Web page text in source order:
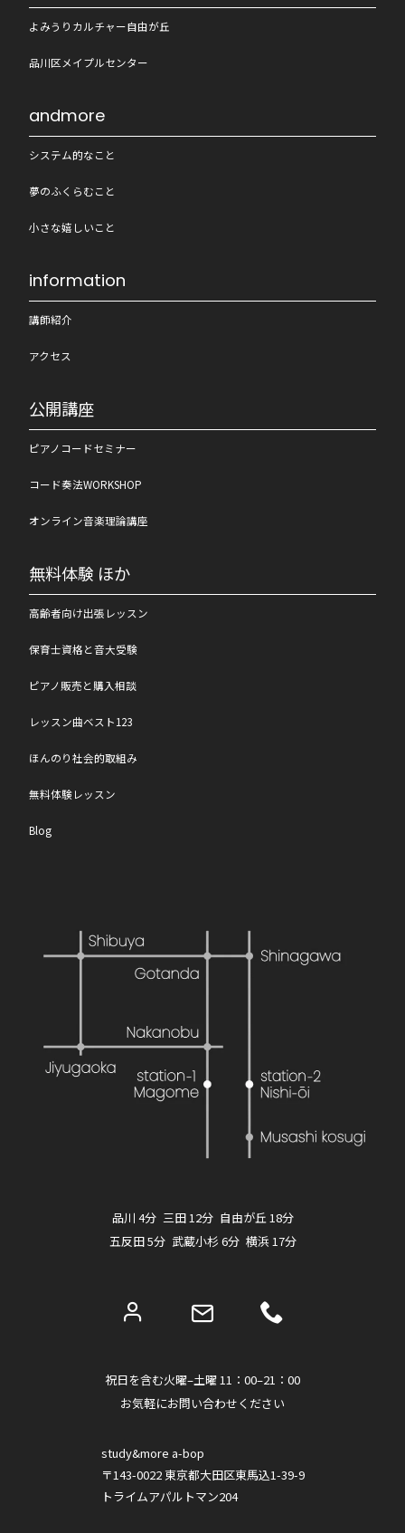
よみうりカルチャー自由が丘
品川区メイプルセンター
andmore
システム的なこと
夢のふくらむこと
小さな嬉しいこと
information
講師紹介
アクセス
公開講座
ピアノコードセミナー
コード奏法WORKSHOP
オンライン音楽理論講座
無料体験 ほか
高齢者向け出張レッスン
保育士資格と音大受験
ピアノ販売と購入相談
レッスン曲ベスト123
ほんのり社会的取組み
無料体験レッスン
Blog
品川 4分 三田 12分 自由が丘 18分
五反田 5分 武蔵小杉 6分 横浜 17分
祝日を含む火曜–土曜 11：00–21：00
お気軽にお問い合わせください
study&more a-bop
〒143-0022 東京都大田区東馬込1-39-9
トライムアパルトマン204